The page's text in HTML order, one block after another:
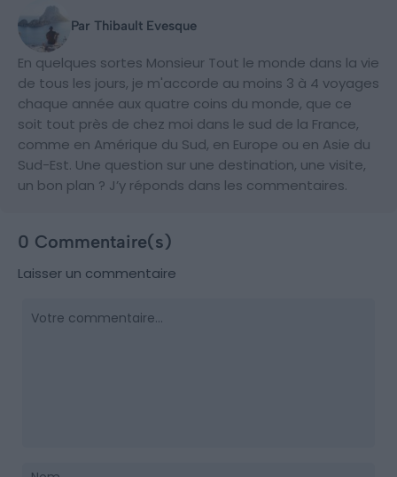
Par Thibault Evesque
En quelques sortes Monsieur Tout le monde dans la vie
de tous les jours, je m'accorde au moins 3 à 4 voyages
chaque année aux quatre coins du monde, que ce
soit tout près de chez moi dans le sud de la France,
comme en Amérique du Sud, en Europe ou en Asie du
Sud-Est. Une question sur une destination, une visite,
un bon plan ? J’y réponds dans les commentaires.
0 Commentaire(s)
Laisser un commentaire